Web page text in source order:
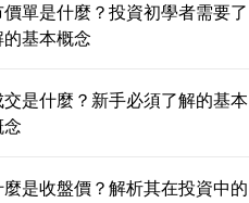
價單是什麼？投資初學者需要了
的基本概念
交是什麼？新手必須了解的基本
念
麼是收盤價？解析其在投資中的